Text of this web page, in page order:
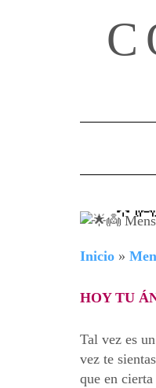
Inicio »
HOY TU
Tal vez es
vez te
que en